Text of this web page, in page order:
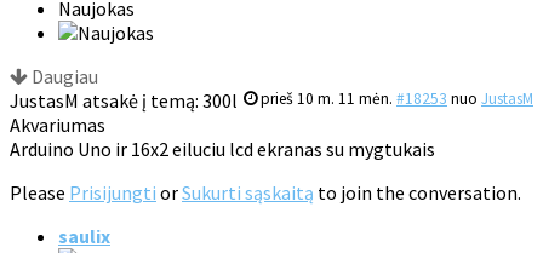
Naujokas
Daugiau
prieš 10 m. 11 mėn. #18253 nuo JustasM
JustasM atsakė į temą: 300l
Akvariumas
Arduino Uno ir 16x2 eiluciu lcd ekranas su mygtukais
Please Prisijungti orSukurti sąskaitą to join the conversation.
saulix